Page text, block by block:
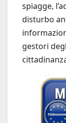
spiagge,
disturbo
gestori